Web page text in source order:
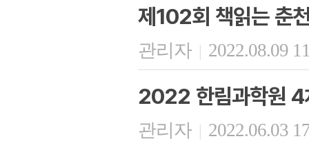
제102회 책읽는 춘
관리자 | 2022.08.09
2022 한림과학원 4
관리자 | 2022.06.03